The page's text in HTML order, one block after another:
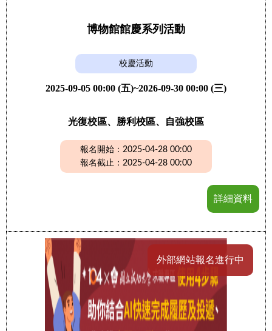
博物館館慶系列活動
校慶活動
2025-09-05 00:00 (五)~2026-09-30 00:00 (三)
光復校區、勝利校區、自強校區
報名開始：2025-04-28 00:00
報名截止：2025-04-28 00:00
詳細資料
外部網站報名進行中